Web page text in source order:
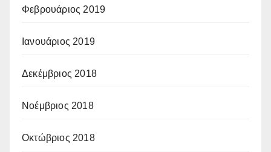
Φεβρουάριος 2019
Ιανουάριος 2019
Δεκέμβριος 2018
Νοέμβριος 2018
Οκτώβριος 2018